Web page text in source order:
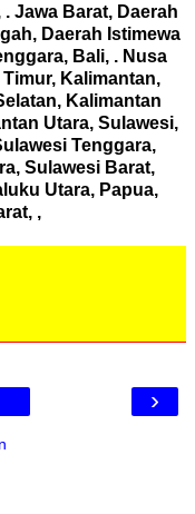
Jawa Barat, Daerah
Daerah Istimewa
Bali, . Nusa
Kalimantan,
Kalimantan
Utara, Sulawesi,
Tenggara,
Sulawesi Barat,
Utara, Papua,
,
›